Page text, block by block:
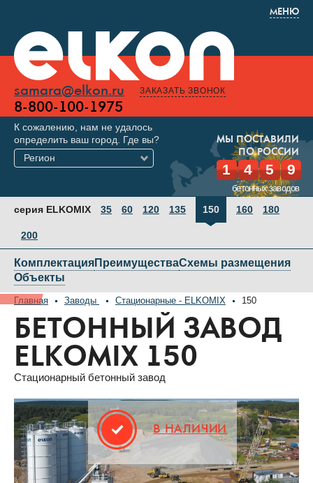
МЕНЮ
samara@elkon.ru
8-800-100-1975
ЗАКАЗАТЬ ЗВОНОК
МЫ ПОСТАВИЛИ
ПО РОССИИ
1 4 5 9
бетонных заводов
К сожалению, нам не удалось
определить ваш город. Где вы?
Регион
серия ELKOMIX 35 60 120 135 150 160 180
200
КомплектацияПреимуществаСхемы размещения
Объекты
Главная Заводы Стационарные - ELKOMIX 150
БЕТОННЫЙ ЗАВОД
ELKOMIX 150
Стационарный бетонный завод
В НАЛИЧИИ